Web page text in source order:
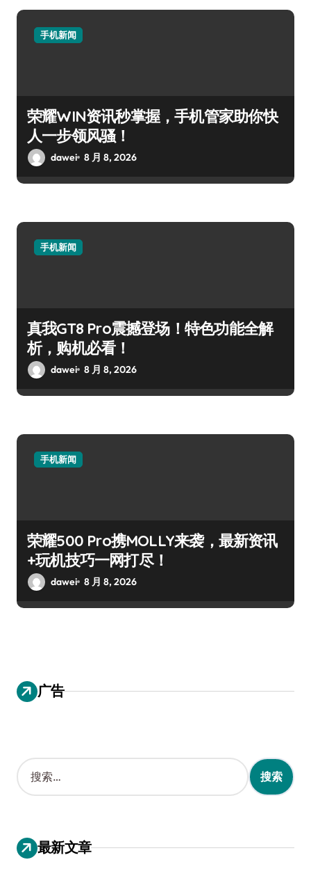
手机新闻
荣耀WIN资讯秒掌握，手机管家助你快
人一步领风骚！
dawei 8 月 8, 2026
手机新闻
真我GT8 Pro震撼登场！特色功能全解
析，购机必看！
dawei 8 月 8, 2026
手机新闻
荣耀500 Pro携MOLLY来袭，最新资讯
+玩机技巧一网打尽！
dawei 8 月 8, 2026
广告
搜
索
：
最新文章